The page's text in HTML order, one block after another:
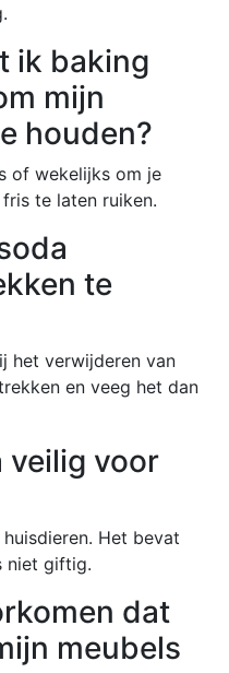
ik baking
mijn
houden?
of wekelijks om je
te laten ruiken.
te
het verwijderen van
en veeg het dan
veilig voor
Het bevat
niet giftig.
dat
meubels